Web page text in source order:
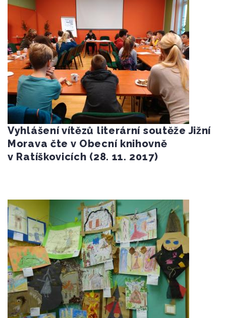
Vyhlášení vítězů literární soutěže Jižní
Morava čte v Obecní knihovně
v Ratíškovicích (28. 11. 2017)